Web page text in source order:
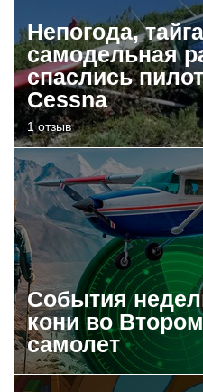
Непогода,
самодельная
спаслись
Cessna
1 отзыв
События
кони во
самолет